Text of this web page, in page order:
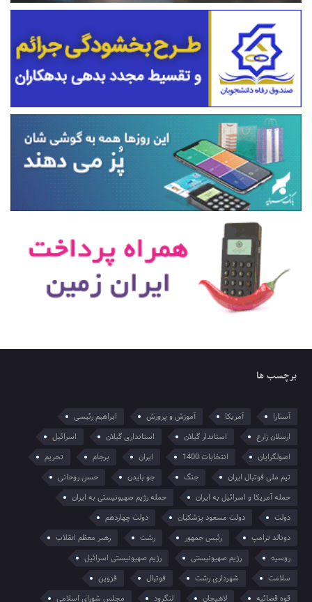
برچسب ها
آستارا آمریکا آموزش و پرورش
ابراهیم رئیسی
ارسلان زارع
استاندار گیلان استانداری گیلان
اسرائیل
اصولگرایان
انتخابات 1400 ایران برجام
تحریم
تیم ملی فوتبال ایران
جنگ جو بایدن
حسن روحانی
حمله آمریکا و اسرائیل به ایران
حمله رژیم صهیونیستی به ایران
دولت
دولت مسعود پزشکیان
دولت چهاردهم
دونالد ترامپ
رئیس جمهور رشت
رهبر معظم انقلاب
روسیه
رژیم صهیونیستی
رژیم صهیونیستی اسرائیل
سلامت
شهرداری رشت فوتبال
قزوین
قوه قضائیه
لاهیجان لنگرود مجلس شورای اسلامی